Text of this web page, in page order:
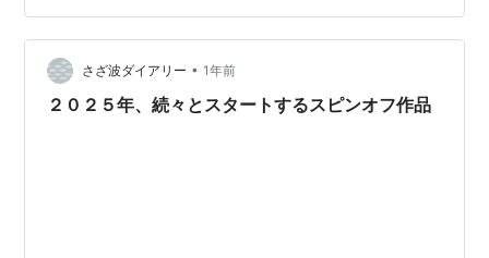
にあっけなく復讐されて死ぬのはラスアスの世界観らし
い」という感想だった。 怒りはないし、憎…
さざ波ダイアリー • 1年前
２０２５年、続々とスタートするスピンオフ作品